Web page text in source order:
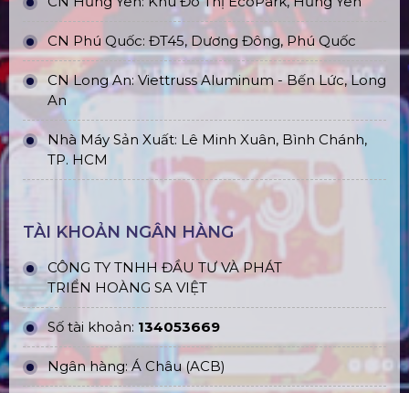
CN Phú Quốc: ĐT45, Dương Đông, Phú Quốc
CN Long An: Viettruss Aluminum - Bến Lức, Long
An
Nhà Máy Sản Xuất: Lê Minh Xuân, Bình Chánh,
TP. HCM
TÀI KHOẢN NGÂN HÀNG
CÔNG TY TNHH ĐẦU TƯ VÀ PHÁT
TRIỂN HOÀNG SA VIỆT
Số tài khoản: 134053669
Ngân hàng: Á Châu (ACB)